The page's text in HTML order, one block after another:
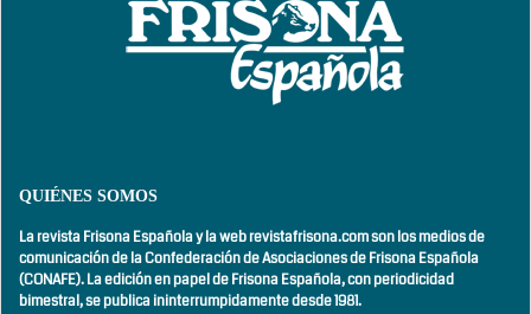
QUIÉNES SOMOS
La revista Frisona Española y la web revistafrisona.com son los medios de
comunicación de la Confederación de Asociaciones de Frisona Española
(CONAFE). La edición en papel de Frisona Española, conperiodicidad
bimestral,se publica ininterrumpidamente desde 1981.